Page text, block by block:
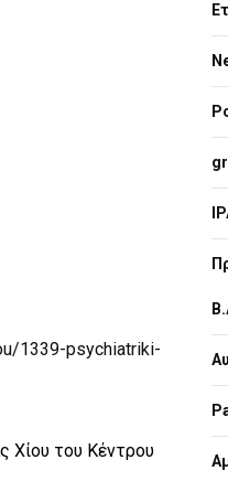
1339-psychiatriki-
Χίου του Κέντρου